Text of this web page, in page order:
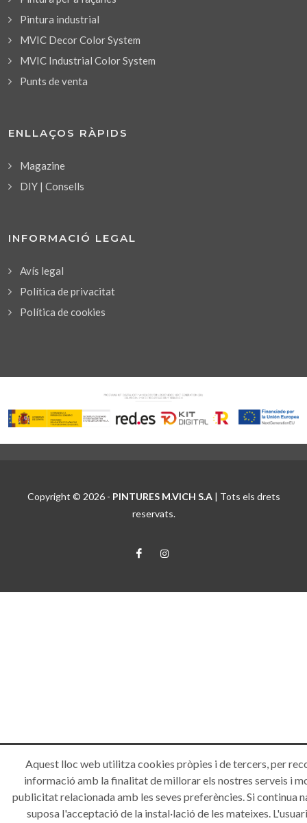
Pintura industrial
MVIC Decor Color System
MVIC Industrial Color System
Punts de venta
ENLLAÇOS RÀPIDS
Magazine
DIY | Consells
INFORMACIÓ LEGAL
Avís legal
Política de privacitat
Política de cookies
Copyright © 2026 - PINTURES M.VICH S.A| Tots els drets
reservats.
Aquest lloc web utilitza cookies pròpies i de tercers, per
informació amb la finalitat de millorar els nostres serveis i
publicitat relacionada amb les seves preferències. Si continua
suposa l'acceptació de la instal·lació de les mateixes.